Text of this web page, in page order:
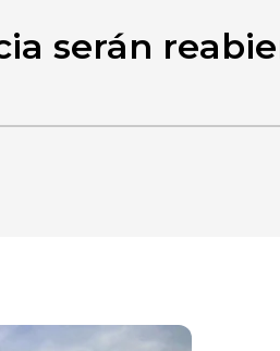
serán